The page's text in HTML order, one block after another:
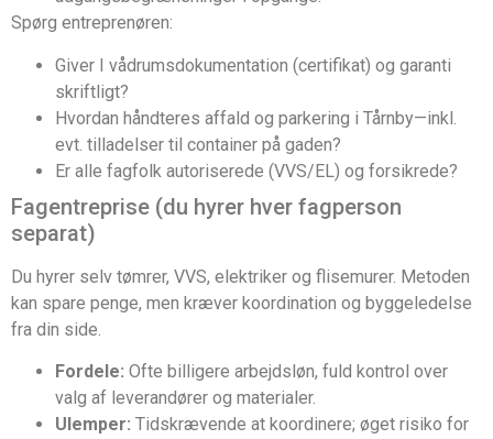
Spørg entreprenøren:
Giver I vådrumsdokumentation (certifikat) og garanti
skriftligt?
Hvordan håndteres affald og parkering i Tårnby—inkl.
evt. tilladelser til container på gaden?
Er alle fagfolk autoriserede (VVS/EL) og forsikrede?
Fagentreprise (du hyrer hver fagperson
separat)
Du hyrer selv tømrer, VVS, elektriker og flisemurer. Metoden
kan spare penge, men kræver koordination og byggeledelse
fra din side.
Fordele: Ofte billigere arbejdsløn, fuld kontrol over
valg af leverandører og materialer.
Ulemper: Tidskrævende at koordinere; øget risiko for